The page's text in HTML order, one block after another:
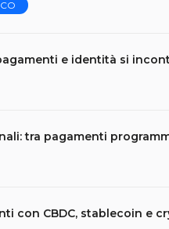
e identità si
tra pagamenti
con CBDC, stablecoin e